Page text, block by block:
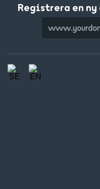
Registrera en ny